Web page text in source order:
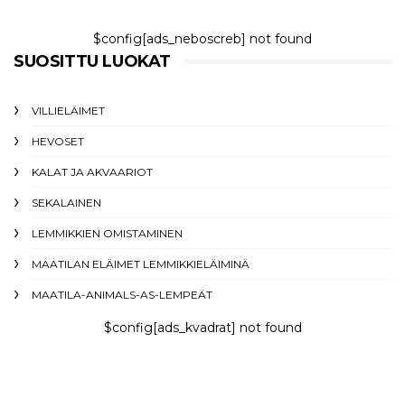
$config[ads_neboscreb] not found
SUOSITTU LUOKAT
VILLIELÄIMET
HEVOSET
KALAT JA AKVAARIOT
SEKALAINEN
LEMMIKKIEN OMISTAMINEN
MAATILAN ELÄIMET LEMMIKKIELÄIMINÄ
MAATILA-ANIMALS-AS-LEMPEÄT
$config[ads_kvadrat] not found